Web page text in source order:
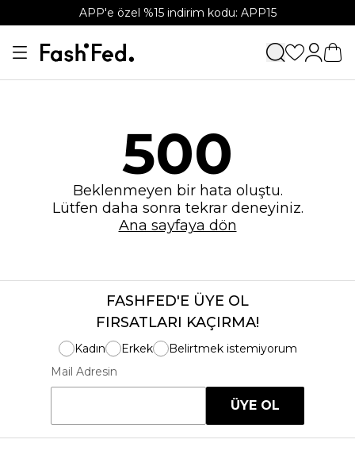
APP'e özel %15 indirim kodu: APP15
500
Beklenmeyen bir hata oluştu.
Lütfen daha sonra tekrar deneyiniz.
Ana sayfaya dön
FASHFED'E ÜYE OL
FIRSATLARI KAÇIRMA!
Kadın Erkek
Belirtmek istemiyorum
Mail Adresin
ÜYE OL